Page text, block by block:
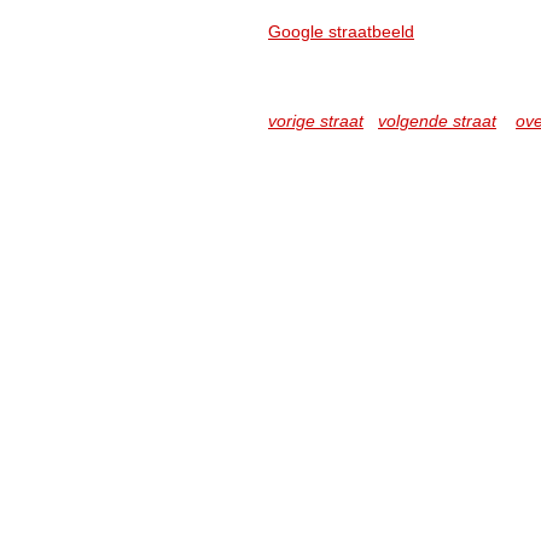
Google straatbeeld
vorige straat volgende straat